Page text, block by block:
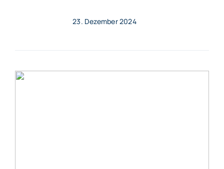
23. Dezember 2024